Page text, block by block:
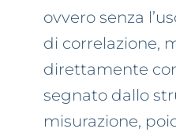
ovvero senza
di correlazione,
direttamente
segnato dallo
misurazione,